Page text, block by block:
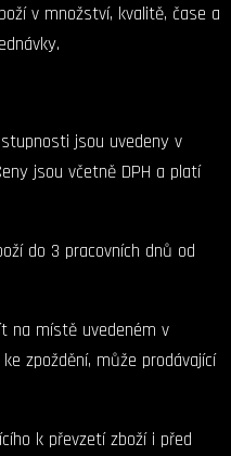
v množství, kvalitě, čase a
jsou uvedeny v
jsou včetně DPH a platí
do 3 pracovních dnů od
na místě uvedeném v
zpoždění, může prodávající
k převzetí zboží i před